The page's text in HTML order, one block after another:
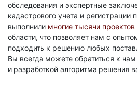
обследования и экспертные
кадастрового учета и
выполнили многие тысячи проектов
области, что позволяет нам с
подходить к решению любых
Вы всегда можете обратиться к нам
и разработкой алгоритма решения